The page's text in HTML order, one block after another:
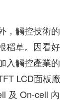
，觸控技術的
稻草。因看好
入觸控產業的
LCD面板廠
及 On-cell 內